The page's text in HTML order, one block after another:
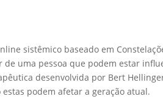
sistêmico baseado em
uma pessoa que podem estar
desenvolvida por Bert
podem afetar a geração atual.